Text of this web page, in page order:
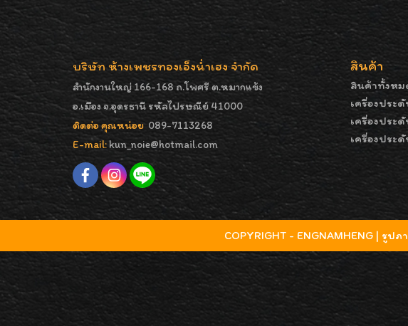
บริษัท ห้างเพชรทองเอ็งน่ำเฮง จำกัด
สำนักงานใหญ่ 166-168 ถ.โพศรี ต.หมากแข้ง
อ.เมือง จ.อุดรธานี รหัสไปรษณีย์ 41000
ติดต่อ คุณหน่อย 089-7113268
E-mail:kun_noie@hotmail.com
สินค้า
สินค้าทั้งหม
เครื่องประ
เครื่องประ
เครื่องประ
COPYRIGHT - ENGNAMHENG |